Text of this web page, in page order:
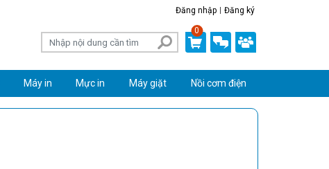
Đăng ký
Đăng nhập
0
Máy in Mực in Máy giặt Nồi cơm điện